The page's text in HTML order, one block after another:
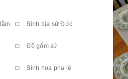
Bình bia sứ Đức
Đồ gốm sứ
Bình hoa pha lê